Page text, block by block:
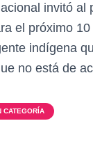
invitó al
el próximo
indígena
no está de
CATEGORÍA